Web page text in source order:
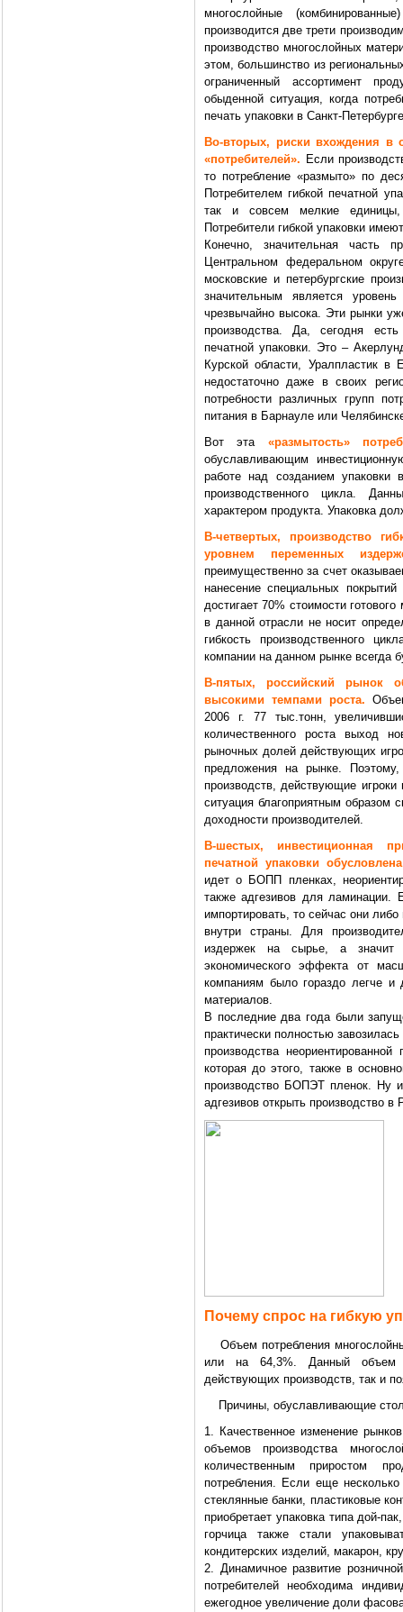
многослойные
производится две трети
производство многослойных
этом, большинство из
ограниченный ассортимент
обыденной ситуация, когда
печать упаковки в Санкт-
Во-вторых, риски вхождения в
«потребителей». Если
то потребление «размыто» по
Потребителем гибкой печатной
так и совсем мелкие
Потребители гибкой упаковки
Конечно, значительная часть
Центральном федеральном
московские и петербургские
значительным является
чрезвычайно высока. Эти рынки
производства. Да, сегодня
печатной упаковки. Это –
Курской области, Уралпластик в
недостаточно даже в своих
потребности различных групп
питания в Барнауле или
Вот эта «размытость»
обуславливающим
работе над созданием упаковки
производственного цикла.
характером продукта. Упаковка
В-четвертых, производство
уровнем переменных
преимущественно за счет
нанесение специальных
достигает 70% стоимости
в данной отрасли не носит
гибкость производственного
компании на данном рынке всегда
В-пятых, российский рынок
высокими темпами роста.
2006 г. 77 тыс.тонн,
количественного роста выход
рыночных долей действующих
предложения на рынке.
производств, действующие
ситуация благоприятным образом
доходности производителей.
В-шестых, инвестиционная
печатной упаковки
идет о БОПП пленках,
также адгезивов для ламинации.
импортировать, то сейчас они
внутри страны. Для
издержек на сырье, а значит
экономического эффекта от
компаниям было гораздо легче и
материалов.
В последние два года были
практически полностью
производства
которая до этого, также в
производство БОПЭТ пленок. Ну
адгезивов открыть производство
Почему спрос на гибкую
Объем потребления
или на 64,3%. Данный объем
действующих производств, так и
Причины, обуславливающие
1. Качественное изменение
объемов производства
количественным приростом
потребления. Если еще
стеклянные банки, пластиковые
приобретает упаковка типа дой-
горчица также стали
кондитерских изделий, макарон,
2. Динамичное развитие
потребителей необходима
ежегодное увеличение доли